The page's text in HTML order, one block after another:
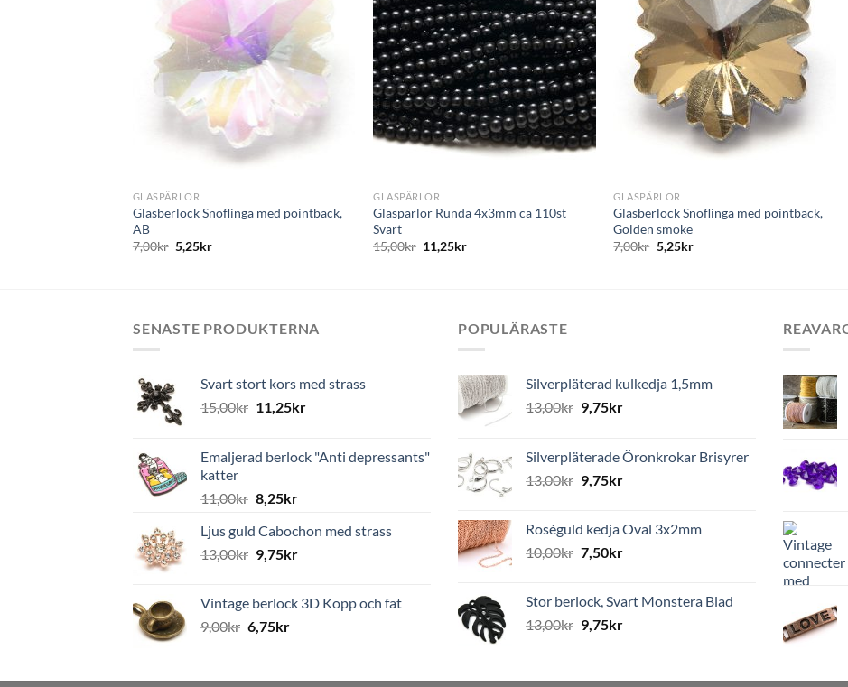
GLASPÄRLOR
Glasberlock Snöflinga med pointback,
AB
7,00kr 5,25kr
GLASPÄRLOR
Glaspärlor Runda 4x3mm ca 110st
Svart
15,00kr 11,25kr
GLASPÄRLOR
Glasberlock Snöflinga med pointback,
Golden smoke
7,00kr 5,25kr
SENASTE PRODUKTERNA
Svart stort kors med strass
15,00kr 11,25kr
Emaljerad berlock "Anti depressants"
katter
11,00kr 8,25kr
Ljus guld Cabochon med strass
13,00kr 9,75kr
Vintage berlock 3D Kopp och fat
9,00kr 6,75kr
POPULÄRASTE
Silverpläterad kulkedja 1,5mm
13,00kr 9,75kr
Silverpläterade Öronkrokar Brisyrer
13,00kr 9,75kr
Roséguld kedja Oval 3x2mm
10,00kr 7,50kr
Stor berlock, Svart Monstera Blad
13,00kr 9,75kr